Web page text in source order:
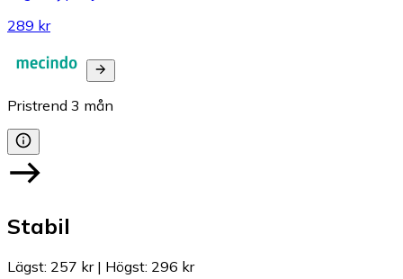
289 kr
Pristrend 3 mån
Stabil
Lägst: 257 kr| Högst: 296 kr